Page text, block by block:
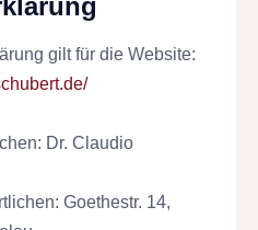
gilt für die Website:
Dr. Claudio
Goethestr. 14,